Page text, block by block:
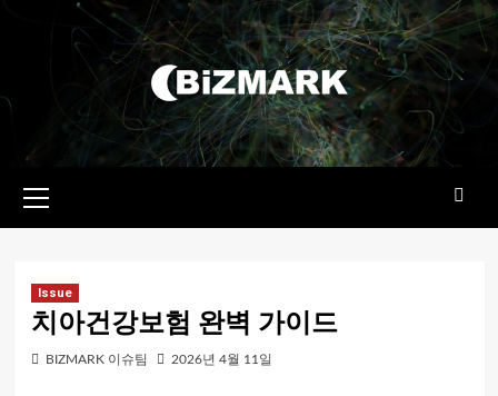
메뉴
Issue
치아건강보험 완벽 가이드
BIZMARK 이슈팀 2026년 4월 11일